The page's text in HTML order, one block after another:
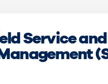
Service and